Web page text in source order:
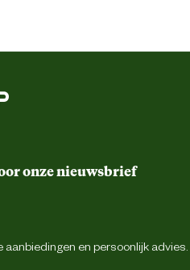
onze nieuwsbrief
aanbiedingen en persoonlijk advies.